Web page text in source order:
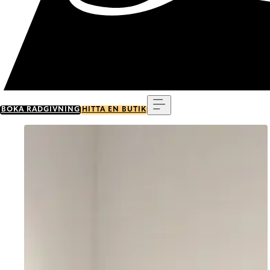
BOKA RÅDGIVNING HITTA EN BUTIK
Go to item 0